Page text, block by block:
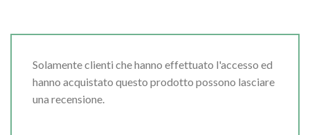
Solamente clienti che hanno effettuato l'accesso ed
hanno acquistato questo prodotto possono lasciare
una recensione.